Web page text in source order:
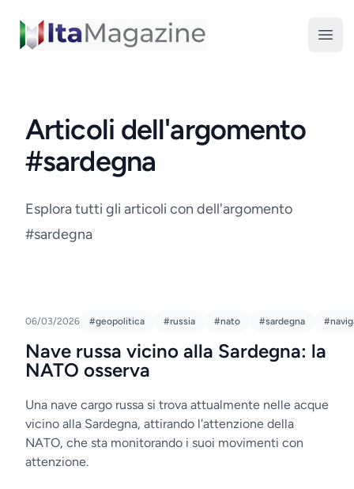
ItaMagazine
Articoli dell'argomento
#sardegna
Esplora tutti gli articoli con dell'argomento
#sardegna
06/03/2026 #geopolitica #russia #nato #sardegna
Nave russa vicino alla Sardegna: la
NATO osserva
Una nave cargo russa si trova attualmente nelle acque
vicino alla Sardegna, attirando l'attenzione della
NATO, che sta monitorando i suoi movimenti con
attenzione.